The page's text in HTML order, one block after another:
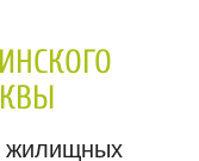
жилищных